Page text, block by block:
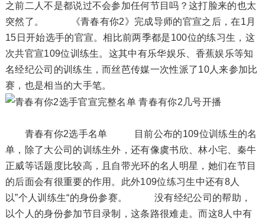
之前二人不是都说过不会参加任何节目吗？这打脸来的也太
突然了。 《青春有你2》完成导师的官宣之后，在1月
15日开始选手的官宣。相比前两季都是100位的练习生，这
次共官宣109位训练生。这其中有乐华娱乐、香蕉娱乐等知
名经纪公司的训练生，而丝芭传媒一次性派了10人来参加比
赛，也是相当的大手笔。
青春有你2选手名单 目前公布的109位训练生的名
单，除了大公司的训练生外，还有像虞书欣、林小宅、秦牛
正威等话题度比较高，且自带光环的名人明星，她们在节目
的后面会有很重要的作用。此外109位练习生中还有8人
以”个人训练生“的身份参赛。 没有经纪公司的帮助，
以个人的身份参加节目录制，这条路很难走。而这8人中有